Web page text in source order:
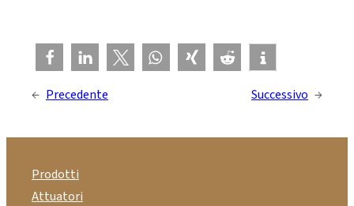
← Precedente Successivo →
Prodotti
Attuatori